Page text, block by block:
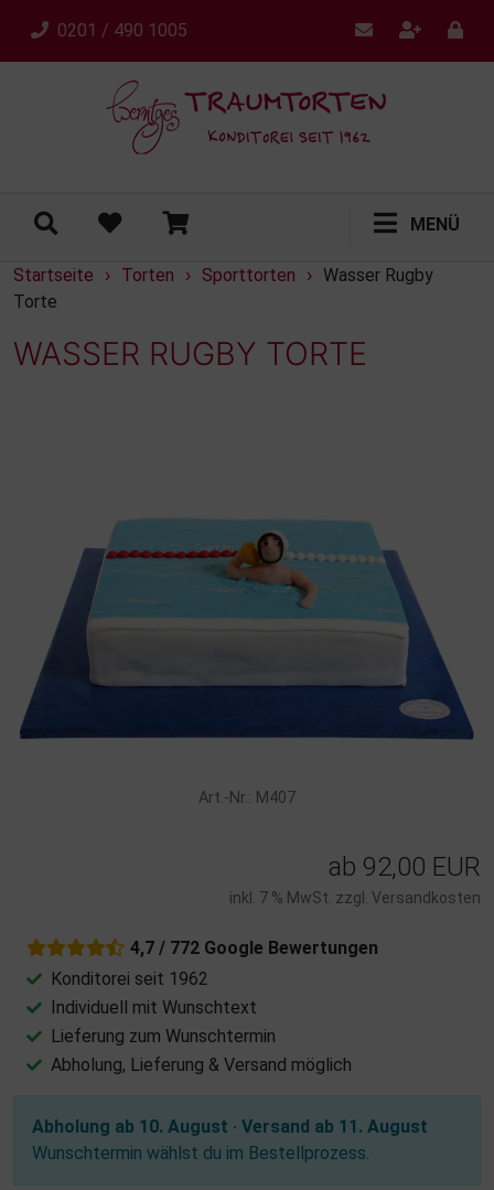
0201 / 490 1005
MENÜ
Startseite › Torten › Sporttorten › Wasser Rugby
Torte
WASSER RUGBY TORTE
Art.-Nr.: M407
ab 92,00 EUR
inkl. 7 % MwSt. zzgl. Versandkosten
4,7 / 772 Google Bewertungen
Konditorei seit 1962
Individuell mit Wunschtext
Lieferung zum Wunschtermin
Abholung, Lieferung & Versand möglich
Abholung ab 10. August · Versand ab 11. August
Wunschtermin wählst du im Bestellprozess.